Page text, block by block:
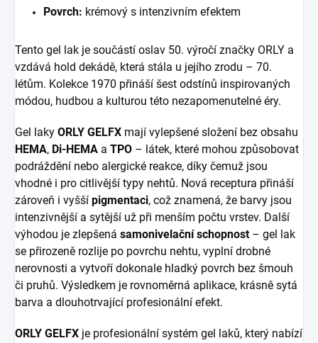
Povrch: krémový s intenzivním efektem
Tento gel lak je součástí oslav 50. výročí značky ORLY a
vzdává hold dekádě, která stála u jejího zrodu – 70.
létům. Kolekce 1970 přináší šest odstínů inspirovaných
módou, hudbou a kulturou této nezapomenutelné éry.
Gel laky ORLY GELFX mají vylepšené složení bez obsahu
HEMA, Di-HEMA a TPO – látek, které mohou způsobovat
podráždění nebo alergické reakce, díky čemuž jsou
vhodné i pro citlivější typy nehtů. Nová receptura přináší
zároveň i vyšší pigmentaci, což znamená, že barvy jsou
intenzivnější a sytější už při menším počtu vrstev. Další
výhodou je zlepšená samonivelační schopnost – gel lak
se přirozeně rozlije po povrchu nehtu, vyplní drobné
nerovnosti a vytvoří dokonale hladký povrch bez šmouh
či pruhů. Výsledkem je rovnoměrná aplikace, krásně sytá
barva a dlouhotrvající profesionální efekt.
ORLY GELFX je profesionální systém gel laků, který nabízí